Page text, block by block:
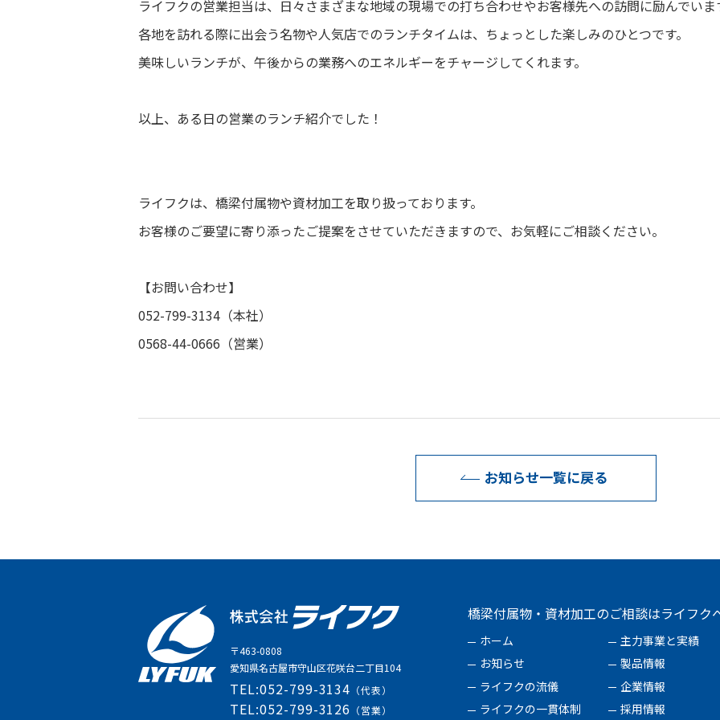
ライフクの営業担当は、日々さまざまな地域の現場での打ち合わせやお客様先への訪問に励んでいま
各地を訪れる際に出会う名物や人気店でのランチタイムは、ちょっとした楽しみのひとつです。
美味しいランチが、午後からの業務へのエネルギーをチャージしてくれます。
以上、ある日の営業のランチ紹介でした！
ライフクは、橋梁付属物や資材加工を取り扱っております。
お客様のご要望に寄り添ったご提案をさせていただきますので、お気軽にご相談ください。
【お問い合わせ】
052-799-3134（本社）
0568-44-0666（営業）
お知らせ一覧に戻る
〒463-0808
愛知県名古屋市守山区花咲台二丁目104
TEL:052-799-3134 （代表）
TEL:052-799-3126 （営業）
橋梁付属物・資材加工のご相談はライフク
ホーム
お知らせ
ライフクの流儀
ライフクの一貫体制
主力事業と実績
製品情報
企業情報
採用情報